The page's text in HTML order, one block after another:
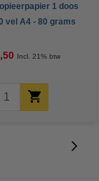
1 doos
vel A4 - 80 grams
Incl. 21% btw